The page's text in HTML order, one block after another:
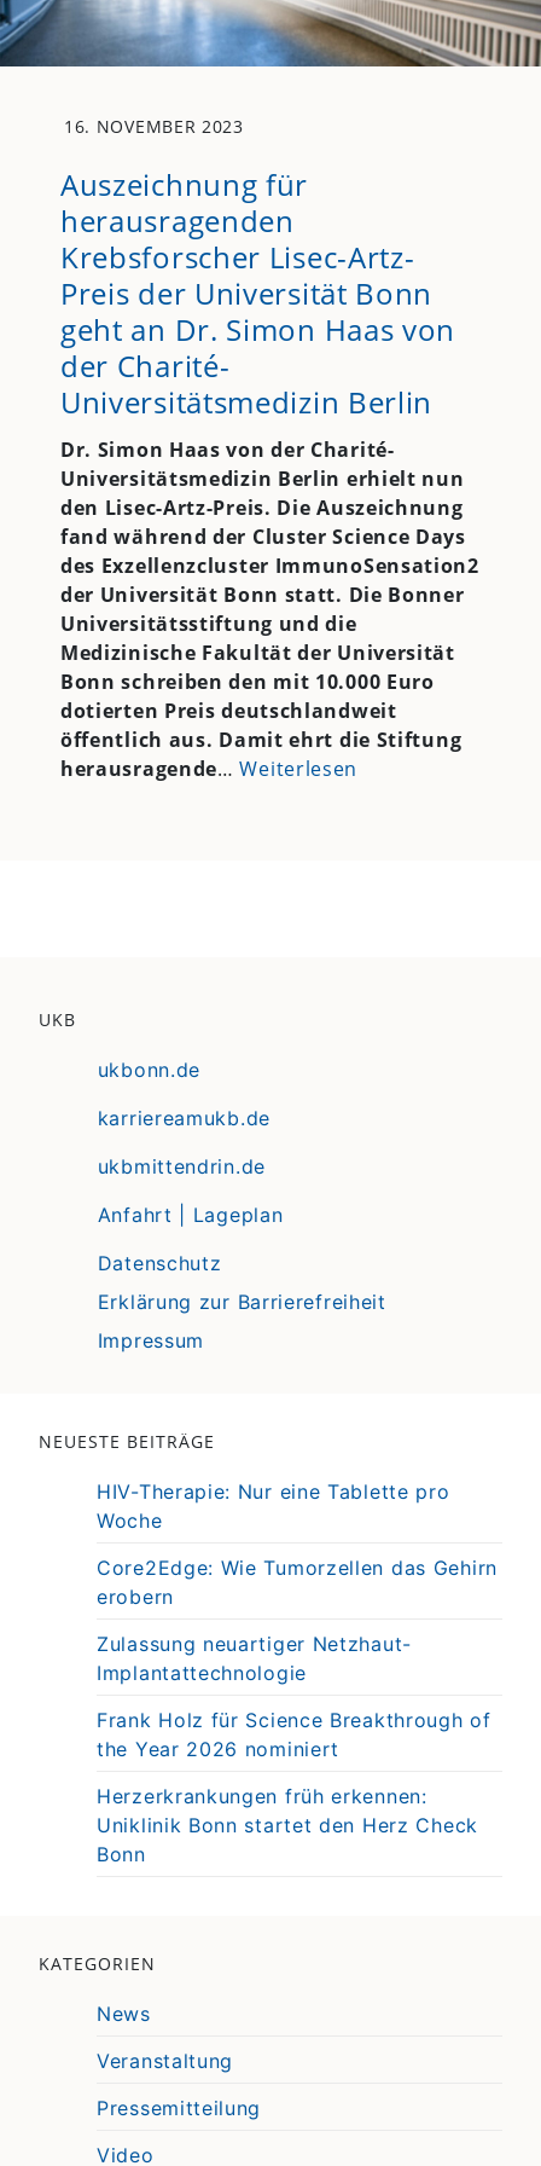
16. NOVEMBER 2023
Auszeichnung für
herausragenden
Krebsforscher Lisec-Artz-
Preis der Universität Bonn
geht an Dr. Simon Haas von
der Charité-
Universitätsmedizin Berlin
Dr. Simon Haas von der Charité-
Universitätsmedizin Berlin erhielt nun
den Lisec-Artz-Preis. Die Auszeichnung
fand während der Cluster Science Days
des Exzellenzcluster ImmunoSensation2
der Universität Bonn statt. Die Bonner
Universitätsstiftung und die
Medizinische Fakultät der Universität
Bonn schreiben den mit 10.000 Euro
dotierten Preis deutschlandweit
öffentlich aus. Damit ehrt die Stiftung
herausragende…Weiterlesen
UKB
ukbonn.de
karriereamukb.de
ukbmittendrin.de
Anfahrt | Lageplan
Datenschutz
Erklärung zur Barrierefreiheit
Impressum
NEUESTE BEITRÄGE
HIV-Therapie: Nur eine Tablette pro
Woche
Core2Edge: Wie Tumorzellen das Gehirn
erobern
Zulassung neuartiger Netzhaut-
Implantattechnologie
Frank Holz für Science Breakthrough of
the Year 2026 nominiert
Herzerkrankungen früh erkennen:
Uniklinik Bonn startet den Herz Check
Bonn
KATEGORIEN
News
Veranstaltung
Pressemitteilung
Video